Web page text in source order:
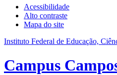
Acessibilidade
Alto contraste
Mapa do site
Instituto Federal de Educação,
Campus